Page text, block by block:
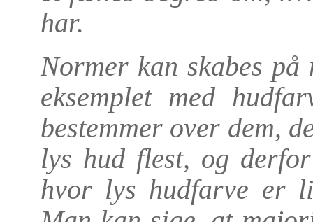
har.
Normer kan skabes på
eksemplet med
bestemmer over dem,
lys hud flest, og
hvor lys hudfarve er